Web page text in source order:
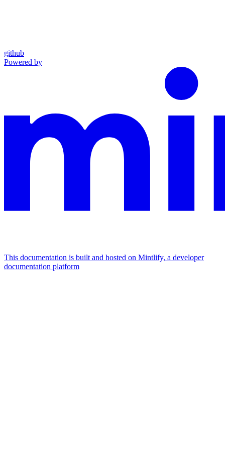
github
Powered by
This documentation is built and hosted on Mintlify, a developer
documentation platform